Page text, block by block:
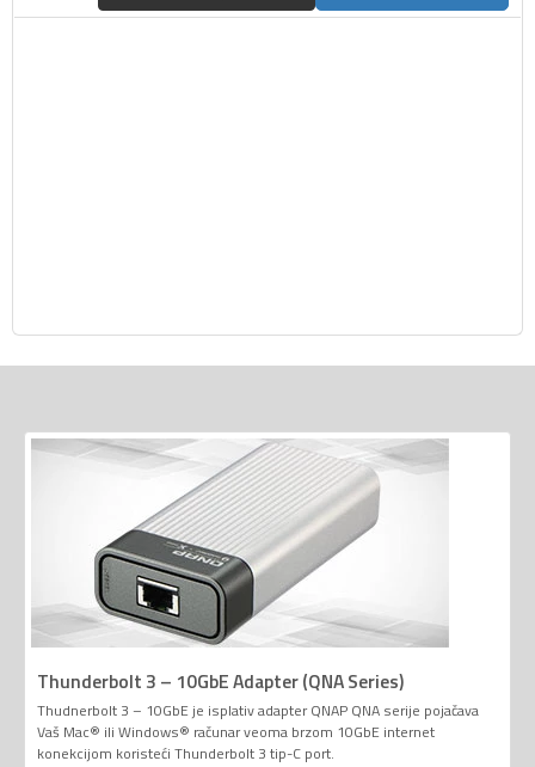
Thunderbolt 3 – 10GbE Adapter (QNA Series)
Thudnerbolt 3 – 10GbE je isplativ adapter QNAP QNA serije pojačava
Vaš Mac® ili Windows® računar veoma brzom 10GbE internet
konekcijom koristeći Thunderbolt 3 tip-C port.